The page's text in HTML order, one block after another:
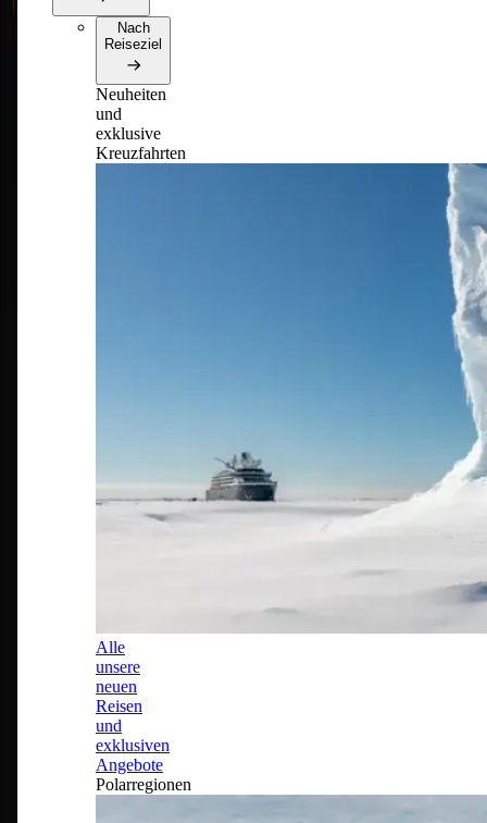
Nach
Reiseziel
Neuheiten
und
exklusive
Kreuzfahrten
Alle
unsere
neuen
Reisen
und
exklusiven
Angebote
Polarregionen